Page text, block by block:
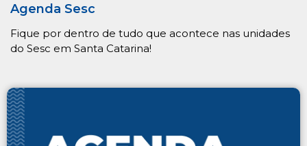
Agenda Sesc
Fique por dentro de tudo que acontece nas unidades
do Sesc em Santa Catarina!